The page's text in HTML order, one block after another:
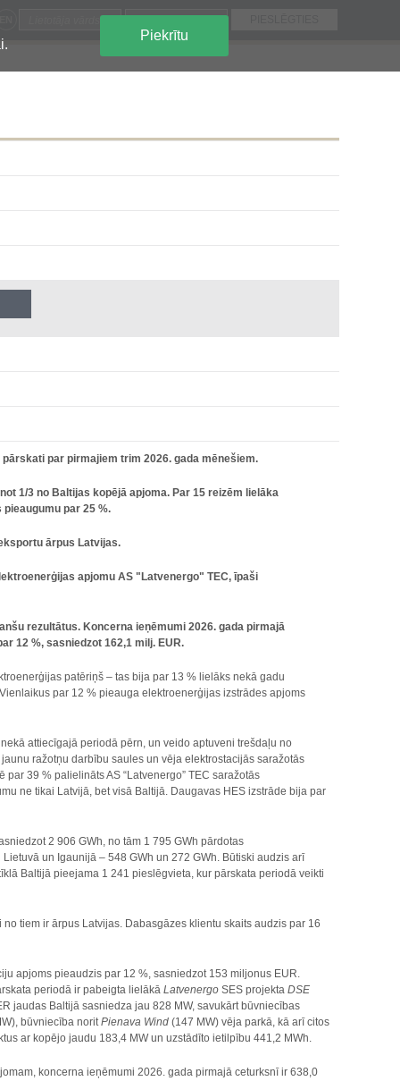
Piekrītu
par pirmajiem trim 2026. gada mēnešiem.
1/3 no Baltijas kopējā apjoma. Par 15 reizēm lielāka
par 25 %.
ārpus Latvijas.
apjomu AS "Latvenergo" TEC, īpaši
rezultātus. Koncerna ieņēmumi 2026. gada pirmajā
12 %, sasniedzot 162,1 milj. EUR.
patēriņš – tas bija par 13 % lielāks nekā gadu
par 12 % pieauga elektroenerģijas izstrādes apjoms
attiecīgajā periodā pērn, un veido aptuveni trešdaļu no
ražotņu darbību saules un vēja elektrostacijās saražotās
39 % palielināts AS “Latvenergo” TEC saražotās
ne tikai Latvijā, bet visā Baltijā. Daugavas HES izstrāde bija par
2 906 GWh, no tām 1 795 GWh pārdotas
un Igaunijā – 548 GWh un 272 GWh. Būtiski audzis arī
Baltijā pieejama 1 241 pieslēgvieta, kur pārskata periodā veikti
tiem ir ārpus Latvijas. Dabasgāzes klientu skaits audzis par 16
apjoms pieaudzis par 12 %, sasniedzot 153 miljonus EUR.
periodā ir pabeigta lielākāLatvenergo SES projektaDSE
jaudas Baltijā sasniedza jau 828 MW, savukārt būvniecības
būvniecība noritPienava Wind(147 MW) vēja parkā, kā arī citos
ar kopējo jaudu 183,4 MW un uzstādīto ietilpību 441,2 MWh.
koncerna ieņēmumi 2026. gada pirmajā ceturksnī ir 638,0